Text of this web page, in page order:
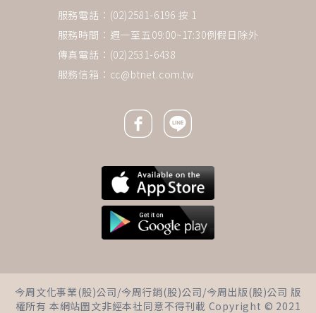
退休後看人旅行、吃大餐好嫉
妒？施昇輝：生活中尋找專屬快
服務電話：(02)2581-6196 按 1
服務時間：週一至五09:00~17:30例假日除外
傳真電話：(02)2531-6438
服務信箱： cc@btnet.com.tw
Facebook icon
Line icon
今周文化事業(股)公司/今周行銷(股)公司/今周出版(股)公司 版
權所有 本網站圖文非經本社同意不得刊載 Copyright © 2021